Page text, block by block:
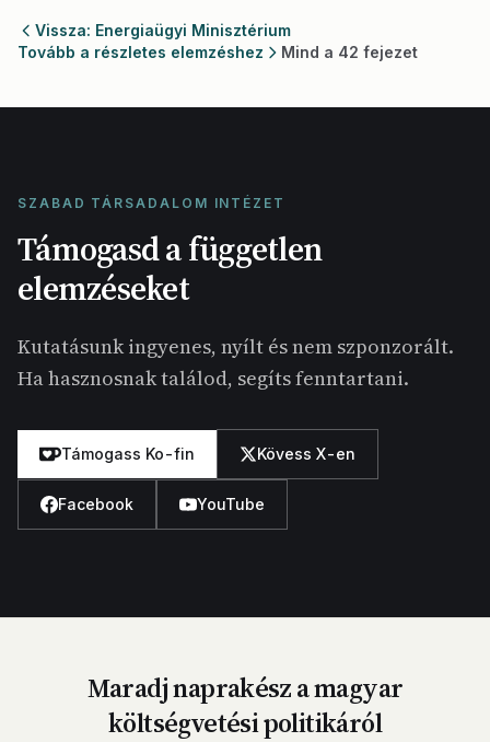
Vissza: Energiaügyi Minisztérium
Tovább a részletes elemzéshez
Mind a 42 fejezet
SZABAD TÁRSADALOM INTÉZET
Támogasd a független
elemzéseket
Kutatásunk ingyenes, nyílt és nem szponzorált.
Ha hasznosnak találod, segíts fenntartani.
Támogass Ko-fin Kövess X-en
Facebook YouTube
Maradj naprakész a magyar
költségvetési politikáról